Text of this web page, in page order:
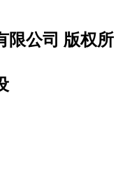
限公司 版权所